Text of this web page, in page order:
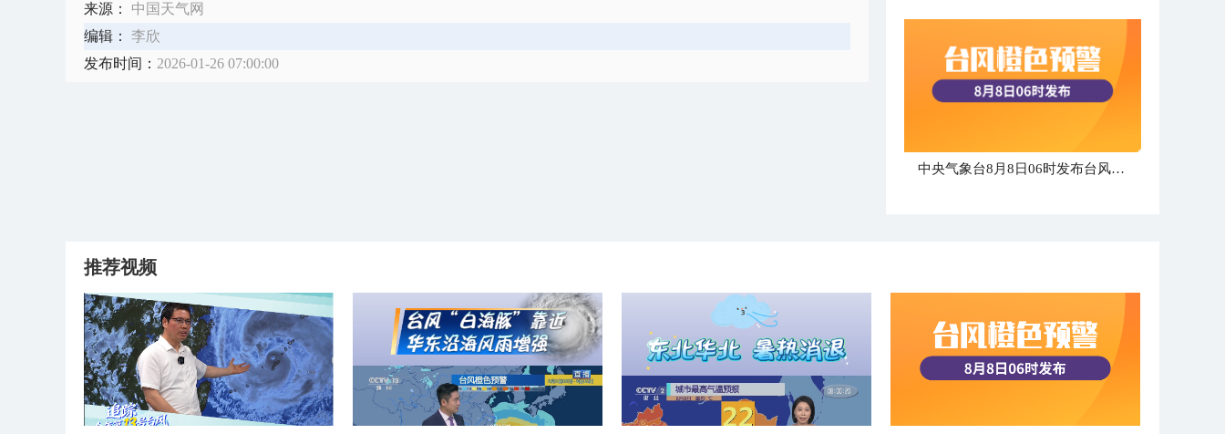
来源：
中国天气网
编辑：
李欣
发布时间： 2026-01-26 07:00:00
中央气象台8月8日06时发布台风橙色预警
推荐视频